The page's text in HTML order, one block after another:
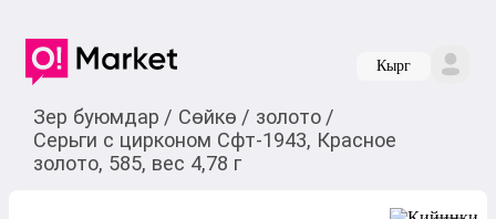
Кырг
Зер буюмдар / Сөйкө / золото /
Серьги с цирконом Сфт-1943, Красное
золото, 585, вес 4,78 г